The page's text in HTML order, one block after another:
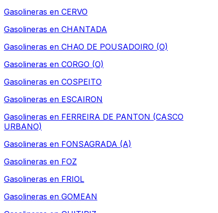
Gasolineras en CERVO
Gasolineras en CHANTADA
Gasolineras en CHAO DE POUSADOIRO (O)
Gasolineras en CORGO (O)
Gasolineras en COSPEITO
Gasolineras en ESCAIRON
Gasolineras en FERREIRA DE PANTON (CASCO
URBANO)
Gasolineras en FONSAGRADA (A)
Gasolineras en FOZ
Gasolineras en FRIOL
Gasolineras en GOMEAN